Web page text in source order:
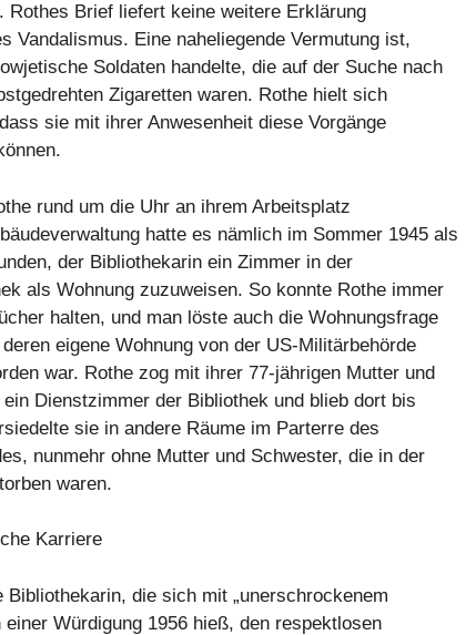
Rothes Brief liefert keine weitere Erklärung
Vandalismus. Eine naheliegende Vermutung ist,
Soldaten handelte, die auf der Suche nach
Zigaretten waren. Rothe hielt sich
sie mit ihrer Anwesenheit diese Vorgänge
rund um die Uhr an ihrem Arbeitsplatz
hatte es nämlich im Sommer 1945 als
der Bibliothekarin ein Zimmer in der
als Wohnung zuzuweisen. So konnte Rothe immer
halten, und man löste auch die Wohnungsfrage
eigene Wohnung von der US-Militärbehörde
war. Rothe zog mit ihrer 77-jährigen Mutter und
Dienstzimmer der Bibliothek und blieb dort bis
sie in andere Räume im Parterre des
nunmehr ohne Mutter und Schwester, die in der
waren.
Karriere
Bibliothekarin, die sich mit „unerschrockenem
einer Würdigung 1956 hieß, den respektlosen